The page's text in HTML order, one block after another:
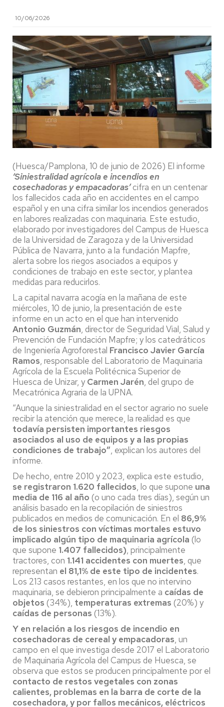
10/06/2026
(Huesca/Pamplona, 10 de junio de 2026) El informe
‘Siniestralidad agrícola e incendios en
cosechadoras y empacadoras’cifra en un centenar
los fallecidos cada año en accidentes en el campo
español y en una cifra similar los incendios generados
en labores realizadas con maquinaria. Este estudio,
elaborado por investigadores del Campus de Huesca
de la Universidad de Zaragoza y de la Universidad
Pública de Navarra, junto a la fundación Mapfre,
alerta sobre los riegos asociados a equipos y
condiciones de trabajo en este sector, y plantea
medidas para reducirlos.
La capital navarra acogía en la mañana de este
miércoles, 10 de junio, la presentación de este
informe en un acto en el que han intervenido
Antonio Guzmán, director de Seguridad Vial, Salud y
Prevención de Fundación Mapfre; y los catedráticos
de Ingeniería Agroforestal Francisco Javier García
Ramos, responsable del Laboratorio de Maquinaria
Agrícola de la Escuela Politécnica Superior de
Huesca de Unizar, y Carmen Jarén, del grupo de
Mecatrónica Agraria de la UPNA.
“Aunque la siniestralidad en el sector agrario no suele
recibir la atención que merece, la realidad es que
todavía persisten importantes riesgos
asociados al uso de equipos y a las propias
condiciones de trabajo”, explican los autores del
informe.
De hecho, entre 2010 y 2023, explica este estudio,
se registraron 1.620 fallecidos, lo que supone una
media de 116 al año (o uno cada tres días), según un
análisis basado en la recopilación de siniestros
publicados en medios de comunicación. En el 86,9%
de los siniestros con víctimas mortales estuvo
implicado algún tipo de maquinaria agrícola (lo
que supone 1.407 fallecidos), principalmente
tractores, con 1.141 accidentes con muertes, que
representan el 81,1% de este tipo de incidentes.
Los 213 casos restantes, en los que no intervino
maquinaria, se debieron principalmente a caídas de
objetos (34%), temperaturas extremas (20%) y
caídas de personas (13%).
Y en relación a los riesgos de incendio en
cosechadoras de cereal y empacadoras, un
campo en el que investiga desde 2017 el Laboratorio
de Maquinaria Agrícola del Campus de Huesca, se
observa que estos se producen principalmente por el
contacto de restos vegetales con zonas
calientes, problemas en la barra de corte de la
cosechadora, y por fallos mecánicos, eléctricos